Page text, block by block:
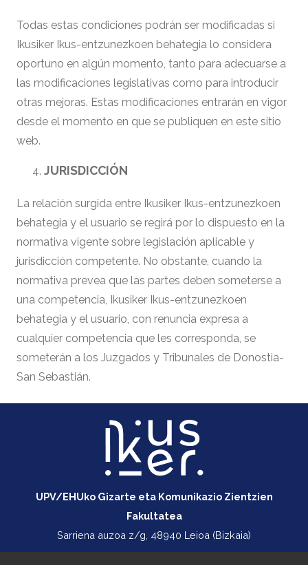
Todas estas condiciones podrán ser modificadas si
Ikusiker Ikus-entzunezkoen behategia lo considera
oportuno en algún momento, tanto para adecuarse a
las modificaciones legislativas como para introducir
otras mejoras. Estas modificaciones entrarán en vigor
desde el momento en que se publiquen en este sitio
web.
JURISDICCIÓN
La relación surgida entre Ikusiker Ikus-entzunezkoen
behategia y el usuario se regirá por lo dispuesto en la
normativa vigente sobre legislación aplicable y
jurisdicción competente. No obstante, cuando la
normativa prevea que las partes deben someterse a
una competencia, Ikusiker Ikus-entzunezkoen
behategia y el usuario, con renuncia expresa a
cualquier competencia que les corresponda, se
someterán a los Juzgados y Tribunales de Donostia-
San Sebastián.
UPV/EHUko Gizarte eta Komunikazio Zientzien
Fakultatea
Sarriena auzoa z/g, 48940 Leioa (Bizkaia)
+34 747 414 355